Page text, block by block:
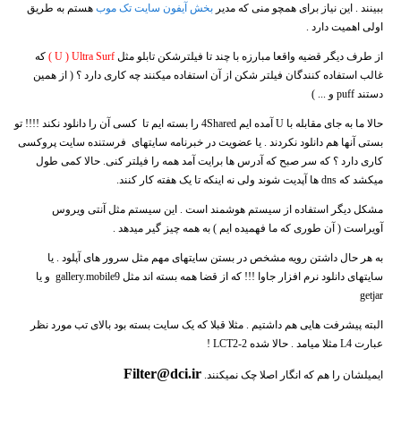
ببینند . این نیاز برای همچو منی که مدیر بخش آیفون سایت تک موب هستم به طریق
اولی اهمیت دارد .
از طرف دیگر قضیه واقعا مبارزه با چند تا فیلترشکن تابلو مثل U ) Ultra Surf )
که
غالب استفاده کنندگان فیلتر شکن از آن استفاده میکنند چه کاری دارد ؟ ( از همین
دستند puff و ... )
حالا ما به جای مقابله با U آمده ایم 4Shared را بسته ایم تا کسی آن را دانلود نکند !!!! تو
بستی آنها هم دانلود نکردند . یا عضویت در خبرنامه سایتهای فرستنده سایت پروکسی
کاری دارد ؟ که سر صبح که آدرس ها برایت آمد همه را فیلتر کنی. حالا کمی طول
میکشد که dns ها آپدیت شوند ولی نه اینکه تا یک هفته کار کنند.
مشکل دیگر استفاده از سیستم هوشمند است . این سیستم مثل آنتی ویروس
آویراست ( آن طوری که ما فهمیده ایم ) به همه چیز گیر میدهد .
به هر حال داشتن رویه مشخص در بستن سایتهای مهم مثل سرور های آپلود . یا
سایتهای دانلود نرم افزار جاوا !!! که از قضا همه بسته اند مثل gallery.mobile9 و یا
getjar
البته پیشرفت هایی هم داشتیم . مثلا قبلا که یک سایت بسته بود بالای تب مورد نظر
عبارت L4 مثلا میامد . حالا شده LCT2-2 !
ایمیلشان را هم که انگار اصلا چک نمیکنند. Filter@dci.ir